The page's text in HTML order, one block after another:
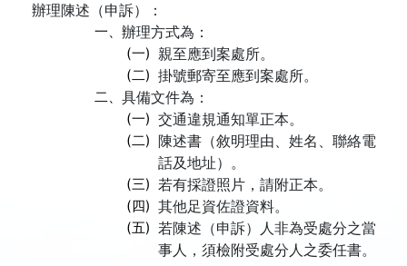
辦理陳述（申訴）：
一、 辦理方式為：
(一) 親至應到案處所。
(二) 掛號郵寄至應到案處所。
二、 具備文件為：
(一) 交通違規通知單正本。
(二) 陳述書（敘明理由、姓名、聯絡電
話及地址）。
(三) 若有採證照片，請附正本。
(四) 其他足資佐證資料。
(五) 若陳述（申訴）人非為受處分之當
事人，須檢附受處分人之委任書。